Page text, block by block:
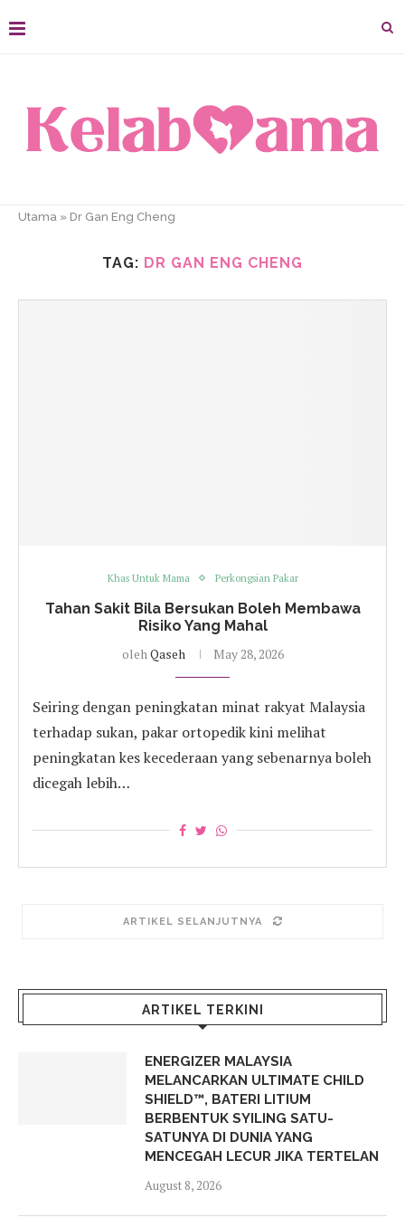
Utama » Dr Gan Eng Cheng
TAG: DR GAN ENG CHENG
Khas Untuk Mama Perkongsian Pakar
Tahan Sakit Bila Bersukan Boleh Membawa
Risiko Yang Mahal
oleh Qaseh May 28, 2026
Seiring dengan peningkatan minat rakyat Malaysia
terhadap sukan, pakar ortopedik kini melihat
peningkatan kes kecederaan yang sebenarnya boleh
dicegah lebih…
ARTIKEL SELANJUTNYA
ARTIKEL TERKINI
ENERGIZER MALAYSIA
MELANCARKAN ULTIMATE CHILD
SHIELD™, BATERI LITIUM
BERBENTUK SYILING SATU-
SATUNYA DI DUNIA YANG
MENCEGAH LECUR JIKA TERTELAN
August 8, 2026